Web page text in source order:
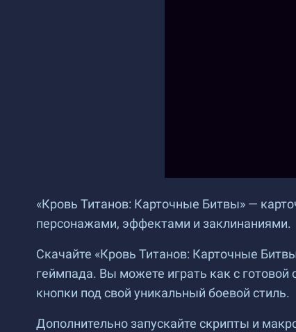
«Кровь Титанов: Карточные Битвы» —
персонажами, эффектами и заклинаниями.
Скачайте «Кровь Титанов: Карточные
геймпада. Вы можете играть как с
кнопки под свой уникальный боевой стиль.
Дополнительно запускайте скрипты и